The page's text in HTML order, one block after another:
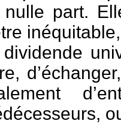
nulle part.
dividende